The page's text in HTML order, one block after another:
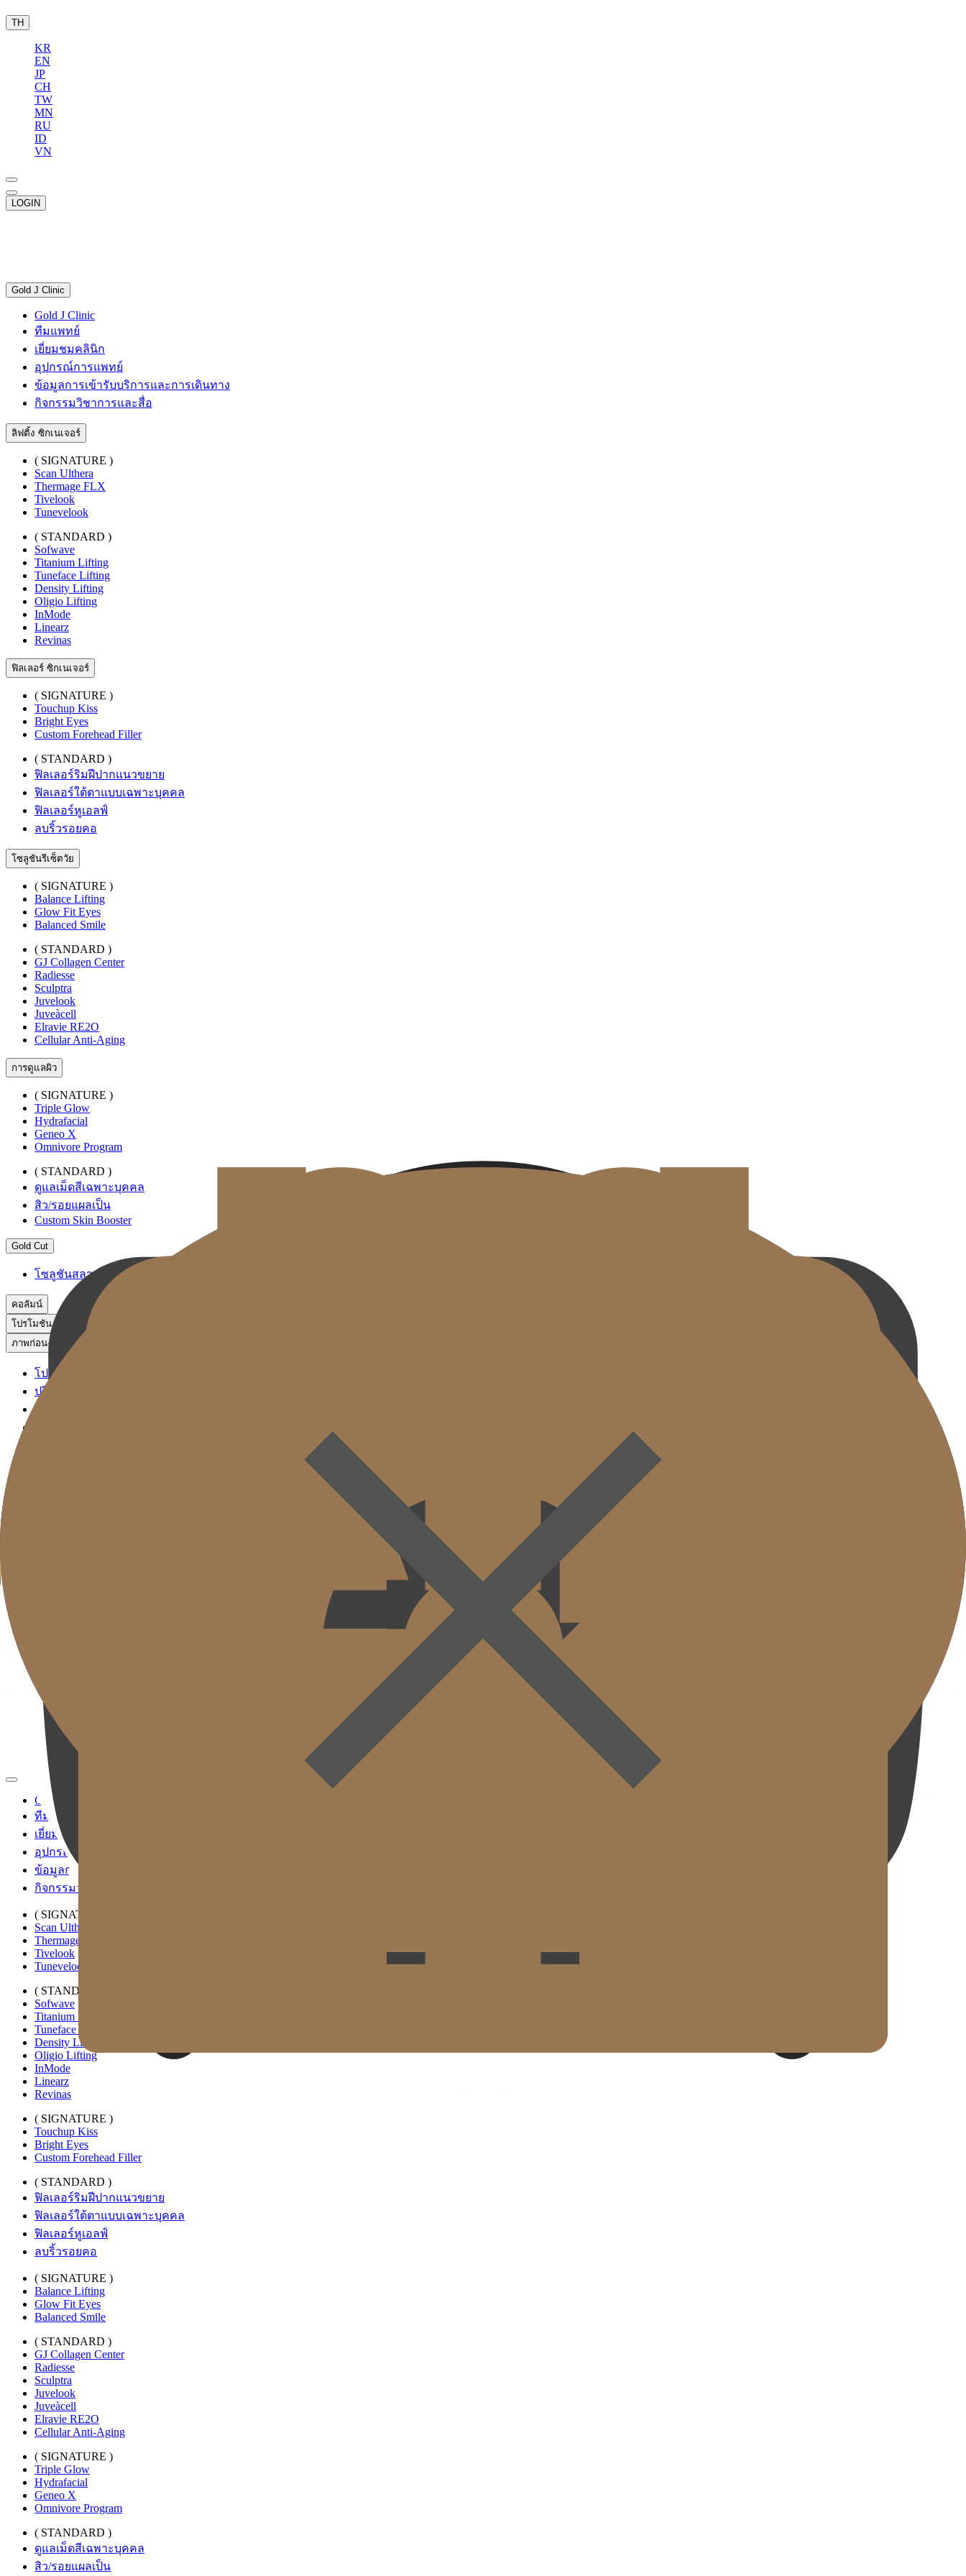
TH
KR
EN
JP
CH
TW
MN
RU
ID
VN
LOGIN
Gold J Clinic
Gold J Clinic
ทีมแพทย์
เยี่ยมชมคลินิก
อุปกรณ์การแพทย์
ข้อมูลการเข้ารับบริการและการเดินทาง
กิจกรรมวิชาการและสื่อ
ลิฟติ้ง ซิกเนเจอร์
( SIGNATURE )
Scan Ulthera
Thermage FLX
Tivelook
Tunevelook
( STANDARD )
Sofwave
Titanium Lifting
Tuneface Lifting
Density Lifting
Oligio Lifting
InMode
Linearz
Revinas
ฟิลเลอร์ ซิกเนเจอร์
( SIGNATURE )
Touchup Kiss
Bright Eyes
Custom Forehead Filler
( STANDARD )
ฟิลเลอร์ริมฝีปากแนวขยาย
ฟิลเลอร์ใต้ตาแบบเฉพาะบุคคล
ฟิลเลอร์หูเอลฟ์
ลบริ้วรอยคอ
โซลูชันรีเซ็ตวัย
( SIGNATURE )
Balance Lifting
Glow Fit Eyes
Balanced Smile
( STANDARD )
GJ Collagen Center
Radiesse
Sculptra
Juvelook
Juveàcell
Elravie RE2O
Cellular Anti-Aging
การดูแลผิว
( SIGNATURE )
Triple Glow
Hydrafacial
Geneo X
Omnivore Program
( STANDARD )
ดูแลเม็ดสีเฉพาะบุคคล
สิว/รอยแผลเป็น
Custom Skin Booster
Gold Cut
โซลูชันสลายไขมันระดับพรีเมียม
คอลัมน์
โปรโมชัน
ภาพก่อน-หลัง
โปรโมชัน
ปรึกษาผ่าน KakaoTalk
CH
TW
MN
RU
ID
VN
Gold J Clinic
ทีมแพทย์
เยี่ยมชมคลินิก
อุปกรณ์การแพทย์
ข้อมูลการเข้ารับบริการและการเดินทาง
กิจกรรมวิชาการและสื่อ
( SIGNATURE )
Scan Ulthera
Thermage FLX
Tivelook
Tunevelook
( STANDARD )
Sofwave
Titanium Lifting
Tuneface Lifting
Density Lifting
Oligio Lifting
InMode
Linearz
Revinas
( SIGNATURE )
Touchup Kiss
Bright Eyes
Custom Forehead Filler
( STANDARD )
ฟิลเลอร์ริมฝีปากแนวขยาย
ฟิลเลอร์ใต้ตาแบบเฉพาะบุคคล
ฟิลเลอร์หูเอลฟ์
ลบริ้วรอยคอ
( SIGNATURE )
Balance Lifting
Glow Fit Eyes
Balanced Smile
( STANDARD )
GJ Collagen Center
Radiesse
Sculptra
Juvelook
Juveàcell
Elravie RE2O
Cellular Anti-Aging
( SIGNATURE )
Triple Glow
Hydrafacial
Geneo X
Omnivore Program
( STANDARD )
ดูแลเม็ดสีเฉพาะบุคคล
สิว/รอยแผลเป็น